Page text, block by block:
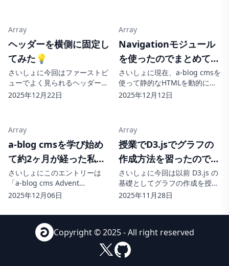
つかに分けてブログで更新して
い...
うになっています。縦のスラ...
Array
ヘッダーを横側に固定し
てみた💡
さいしょに今回はファーストビ
ューでよく見られるヘッダーが
横に固定されたデザインのコー
れたファーストビューのデザ
イ...
2025年12月22日
Array
Navigationモジュール
を使ったのでまとめてみ
た🎓
さいしょに現在、a-blog cmsを
使って静的なHTMLを動的にす
る作業を行なっているのです
ュール画像のようなナビゲーシ
ョンが...
2025年12月12日
Array
a-blog cmsを学び始め
て約2ヶ月が経った私が
思う知って得すること
📚
さいしょにこのエントリーは
「a-blog cms Advent
Calendar 2025」の 6日目の記
て約2ヶ月が経ちました。そこ
で今回はa-blog cmsをまだ使っ
たことがないという方や学び始
めてまだそん...
2025年12月06日
Array
授業でD3.jsでグラフの
作成方法を習ったので復
習した📊
さいしょに今回は以前 D3.js の
基礎としてグラフの作成を授業
で学んだので復習をしていこう
作成してみるD3.jsの基礎とし
した。&lt;body&gt; &lt;div
id...
2025年11月28日
Copyright © 2025 - All right reserved